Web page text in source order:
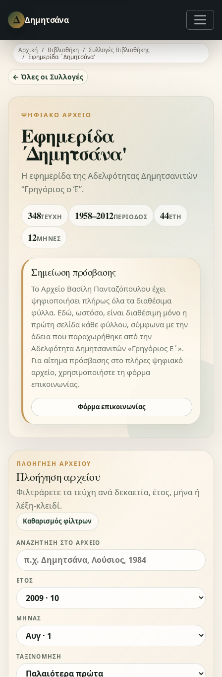
Δ Δημητσάνα
Αρχική Βιβλιοθήκη
Συλλογές Βιβλιοθήκης
Εφημερίδα ΄Δημητσάνα'
← Όλες οι Συλλογές
ΨΗΦΙΑΚΌ ΑΡΧΕΊΟ
Εφημερίδα
΄Δημητσάνα'
Η εφημερίδα της Αδελφότητας Δημητσανιτών
“Γρηγόριος ο Έ”.
348ΤΕΎΧΗ 1958–2012ΠΕΡΊΟΔΟΣ 44ΈΤΗ
12ΜΉΝΕΣ
Σημείωση πρόσβασης
Το Αρχείο Βασίλη Πανταζόπουλου έχει
ψηφιοποιήσει πλήρως όλα τα διαθέσιμα
φύλλα. Εδώ, ωστόσο, είναι διαθέσιμη μόνο η
πρώτη σελίδα κάθε φύλλου, σύμφωνα με την
άδεια που παραχωρήθηκε από την
Αδελφότητα Δημητσανιτών «Γρηγόριος Ε΄».
Για αίτημα πρόσβασης στο πλήρες ψηφιακό
αρχείο, χρησιμοποιήστε τη φόρμα
επικοινωνίας.
Φόρμα επικοινωνίας
ΠΛΟΉΓΗΣΗ ΑΡΧΕΊΟΥ
Πλοήγηση αρχείου
Φιλτράρετε τα τεύχη ανά δεκαετία, έτος, μήνα ή
λέξη-κλειδί.
Καθαρισμός φίλτρων
ΑΝΑΖΉΤΗΣΗ ΣΤΟ ΑΡΧΕΊΟ
ΈΤΟΣ
ΜΉΝΑΣ
ΤΑΞΙΝΌΜΗΣΗ